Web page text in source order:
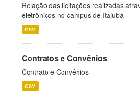
Relação das licitações realizadas
eletrônicos no campus de Itajubá
CSV
Contratos e Convênios
Contrato e Convênios
CSV